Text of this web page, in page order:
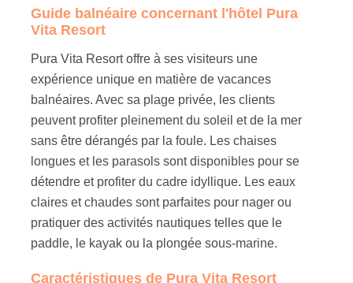
Guide balnéaire concernant l'hôtel Pura
Vita Resort
Pura Vita Resort offre à ses visiteurs une
expérience unique en matière de vacances
balnéaires. Avec sa plage privée, les clients
peuvent profiter pleinement du soleil et de la mer
sans être dérangés par la foule. Les chaises
longues et les parasols sont disponibles pour se
détendre et profiter du cadre idyllique. Les eaux
claires et chaudes sont parfaites pour nager ou
pratiquer des activités nautiques telles que le
paddle, le kayak ou la plongée sous-marine.
Caractéristiques de Pura Vita Resort